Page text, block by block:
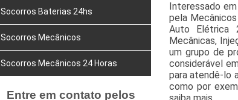
Socorros Baterias 24hs
Socorros Mecânicos
Socorros Mecânicos 24 Horas
Entre em contato pelos
Interessado
pela
Auto Elétrica
Mecânicas,
um grupo de
considerável
para atendê-lo
como por